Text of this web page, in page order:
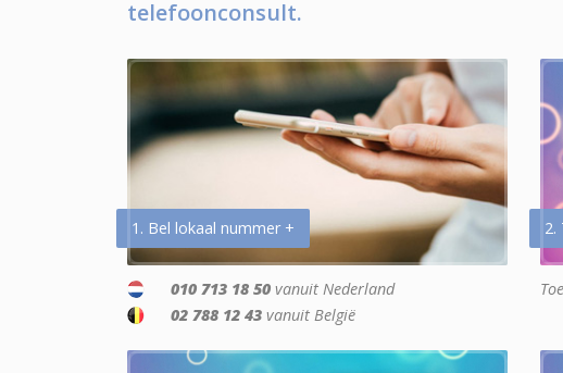
telefoonconsult.
1. Bel lokaal nummer +
010 713 18 50 vanuit Nederland
02 788 12 43 vanuit België
2.